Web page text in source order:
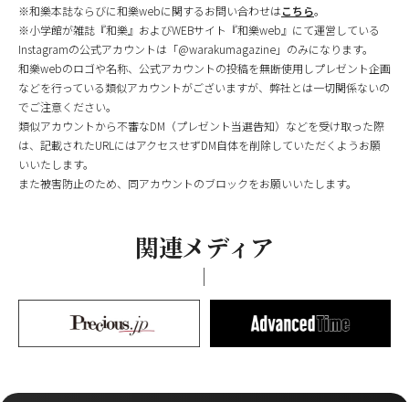
※和樂本誌ならびに和樂webに関するお問い合わせはこちら。
※小学館が雑誌『和樂』およびWEBサイト『和樂web』にて運営している
Instagramの公式アカウントは「@warakumagazine」のみになります。
和樂webのロゴや名称、公式アカウントの投稿を無断使用しプレゼント企画
などを行っている類似アカウントがございますが、弊社とは一切関係ないの
でご注意ください。
類似アカウントから不審なDM（プレゼント当選告知）などを受け取った際
は、記載されたURLにはアクセスせずDM自体を削除していただくようお願
いいたします。
また被害防止のため、同アカウントのブロックをお願いいたします。
関連メディア